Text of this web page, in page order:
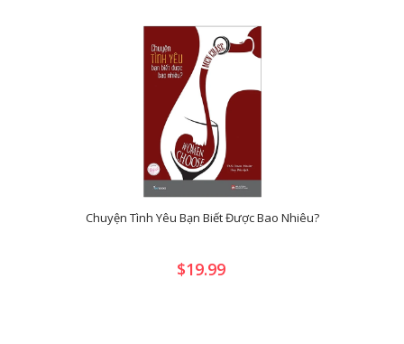
Chuyện Tình Yêu Bạn Biết Được Bao Nhiêu?
$19.99